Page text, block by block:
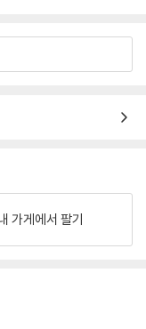
가게에서 팔기